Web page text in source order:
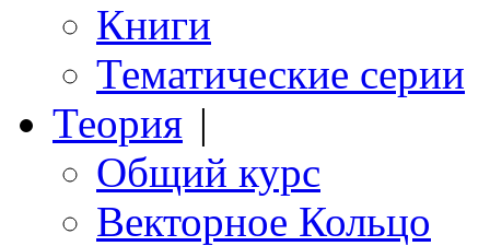
Книги
Тематические серии
Теория |
Общий курс
Векторное Кольцо